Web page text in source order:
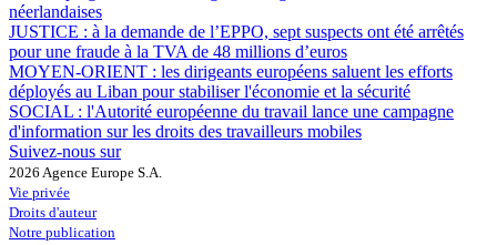
néerlandaises
JUSTICE : à la demande de l’EPPO, sept suspects ont été arrêtés
pour une fraude à la TVA de 48 millions d’euros
MOYEN-ORIENT : les dirigeants européens saluent les efforts
déployés au Liban pour stabiliser l'économie et la sécurité
SOCIAL : l'Autorité européenne du travail lance une campagne
d'information sur les droits des travailleurs mobiles
Suivez-nous sur
2026 Agence Europe S.A.
Vie privée
Droits d'auteur
Notre publication